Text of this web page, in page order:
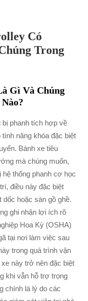
Có
Trong
Gì Và Chúng
phanh tích hợp về
năng khóa đặc biệt
Bánh xe tiêu
mà chúng muốn,
thống phanh cơ học
điều này đặc biệt
dốc hoặc sàn gồ ghề.
ghi nhận lợi ích rõ
Hoa Kỳ (OSHA)
tại nơi làm việc sau
trong quá trình vận
này trở nên đặc biệt
khi vẫn hỗ trợ trọng
chính là lý do các